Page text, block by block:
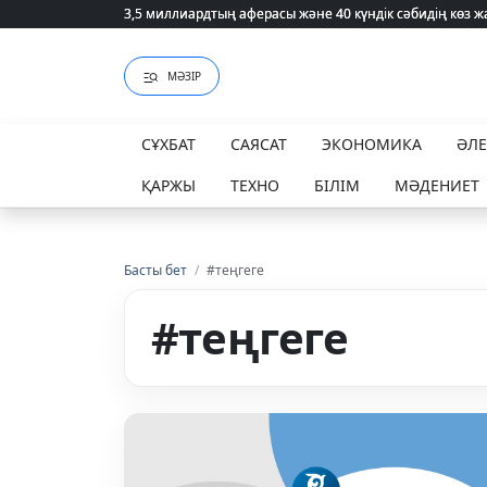
3,5 миллиардтың аферасы және 40 күндік сәбидің
3,5 миллиардтың аферасы және 40 күндік сәбидің
МӘЗІР
СҰХБАТ САЯСАТ ЭКОНОМИКА
ҚАРЖЫ
ТЕХНО БІЛІМ МӘДЕНИЕТ
Басты бет / #теңгеге
#теңгеге